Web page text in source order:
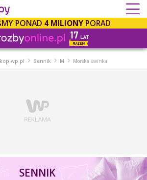
PONAD 4 MILIONY PORAD
Sennik M Morska świnka
SENNIK